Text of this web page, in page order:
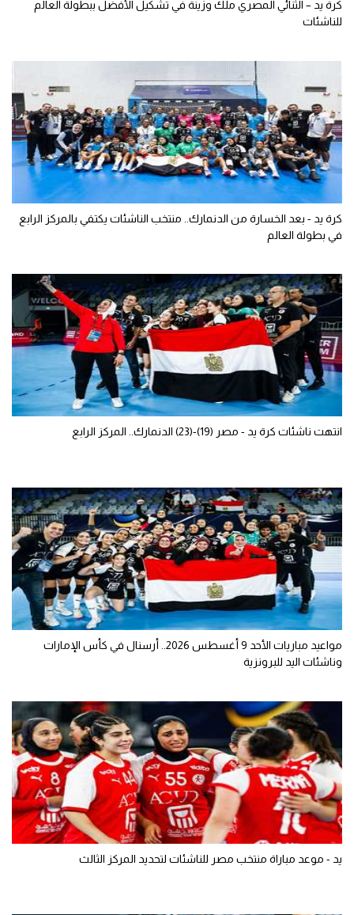
كرة يد – الثنائي المصري ملك وزينة في تشكيل الأفضل ببطولة العالم
للناشئات
كرة يد - بعد الخسارة من الدنمارك.. منتخب الناشئات يكتفي بالمركز الرابع
في بطولة العالم
انتهت ناشئات كرة يد - مصر (19)-(23) الدنمارك.. المركز الرابع
مواعيد مباريات الأحد 9 أغسطس 2026.. أرسنال في كأس الإمارات
وناشئات اليد للبرونزية
يد - موعد مباراة منتخب مصر للناشئات لتحديد المركز الثالث